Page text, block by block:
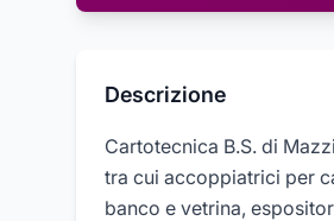
Descrizione
Cartotecnica B.S. di
tra cui accoppiatrici per
banco e vetrina,